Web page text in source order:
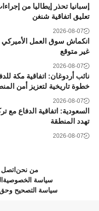
إسبانيا تحذر إيطاليا من
تعليق اتفاقية شنغن
2026-08-07
انكماش سوق العمل
غير متوقع
2026-08-07
نائب أردوغان: اتفاقية مكة
خطوة تاريخية لتعزيز أمن
2026-08-07
السعودية: اتفاقية الدفاع مع
تهدد المنطقة
2026-08-07
من نحن اتصل
سياسة الخصوصية
سياسة التصحيح وحق